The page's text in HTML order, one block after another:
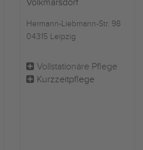
Volkmarsdorf
Hermann-Liebmann-Str. 98
04315 Leipzig
Vollstationäre Pflege
Kurzzeitpflege